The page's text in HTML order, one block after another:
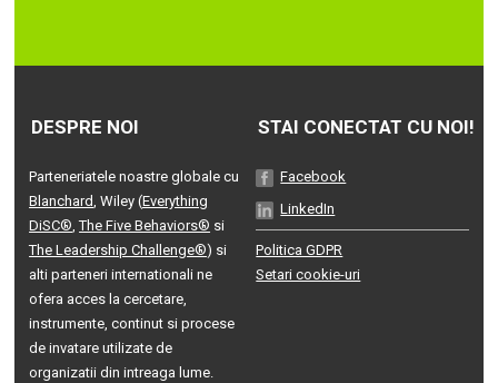
DESPRE NOI
Parteneriatele noastre globale cu
Blanchard , Wiley (Everything
DiSC® ,The Five Behaviors® si
The Leadership Challenge®) si
alti parteneri internationali ne
ofera acces la cercetare,
instrumente, continut si procese
de invatare utilizate de
organizatii din intreaga lume.
STAI CONECTAT CU NOI!
Facebook
LinkedIn
Politica GDPR
Setari cookie-uri